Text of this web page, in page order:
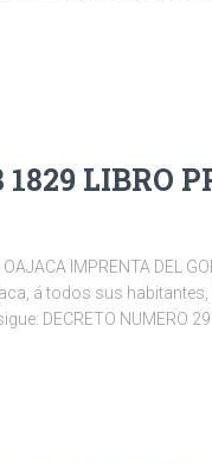
LIBRO
OAJACA IMPRENTA DEL
á todos sus
DECRETO NUMERO